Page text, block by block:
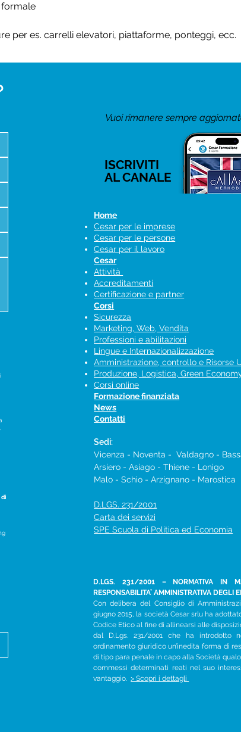
formale
per es. carrelli elevatori, piattaforme, ponteggi, ecc.
di
Vuoi rimanere sempre
ISCRIVITI
AL CANALE
Home
Cesar per le imprese
Cesar per le persone
Cesar per il lavoro
Cesar
Attività
Accreditamenti
Certificazione e partner
Corsi
Sicurezza
Marketing, Web, Vendita
Professioni e abilitazioni
Lingue e Internazionalizzazione
Amministrazione, controllo e Risorse
Produzione, Logistica, Green
Corsi online
Formazione finanziata
News
Contatti
Sedi:
Vicenza - Noventa - Valdagno -
Arsiero - Asiago - Thiene - Lonigo
Malo​ -Schio​ - Arzignano - Marostica
D.LGS. 231/2001
Carta dei servizi
SPE Scuola di Politica ed Economia
D.LGS. 231/2001 – NORMATIVA IN
RESPONSABILITA’ AMMINISTRATIVA DEGLI
Con delibera del Consiglio di
giugno 2015, la società Cesar srlu ha
Codice Etico al fine di allinearsi alle
dal D.Lgs. 231/2001 che ha introdotto
ordinamento giuridico un’inedita forma di
di tipo para penale in capo alla Società
commessi determinati reati nel suo
vantaggio.> Scopri i dettagli